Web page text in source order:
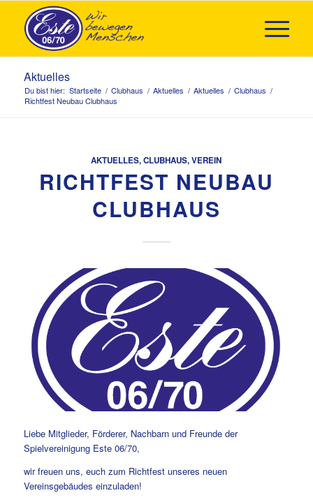
Aktuelles
Du bist hier: Startseite / Clubhaus / Aktuelles / Aktuelles / Clubhaus /
Richtfest Neubau Clubhaus
AKTUELLES,CLUBHAUS,VEREIN
RICHTFEST NEUBAU
CLUBHAUS
Liebe Mitglieder, Förderer, Nachbarn und Freunde der
Spielvereinigung Este 06/70,
wir freuen uns, euch zum Richtfest unseres neuen
Vereinsgebäudes einzuladen!